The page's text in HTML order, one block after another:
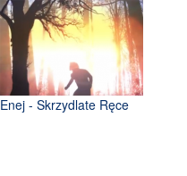
Enej - Skrzydlate Ręce